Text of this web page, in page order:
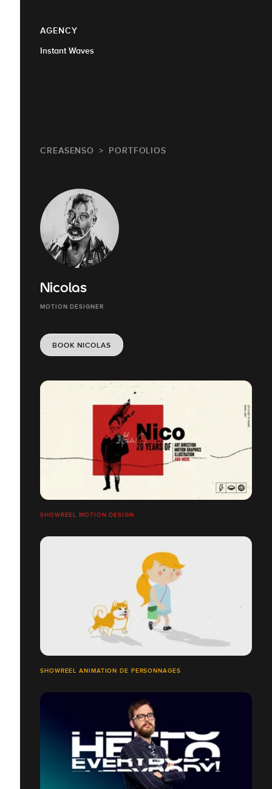
AGENCY
Instant Waves
CREASENSO PORTFOLIOS
Nicolas
MOTION DESIGNER
BOOK NICOLAS
SHOWREEL MOTION DESIGN
SHOWREEL ANIMATION DE PERSONNAGES